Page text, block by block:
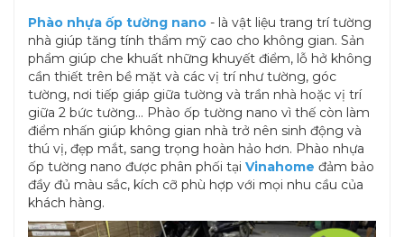
Phào nhựa ốp tường nano - là vật liệu trang trí tường
nhà giúp tăng tính thẩm mỹ cao cho không gian. Sản
phẩm giúp che khuất những khuyết điểm, lỗ hở không
cần thiết trên bề mặt và các vị trí như tường, góc
tường, nơi tiếp giáp giữa tường và trần nhà hoặc vị trí
giữa 2 bức tường… Phào ốp tường nano vì thế còn làm
điểm nhấn giúp không gian nhà trở nên sinh động và
thú vị, đẹp mắt, sang trọng hoàn hảo hơn. Phào nhựa
ốp tường nano được phân phối tại Vinahome đảm bảo
đầy đủ màu sắc, kích cỡ phù hợp với mọi nhu cầu của
khách hàng.